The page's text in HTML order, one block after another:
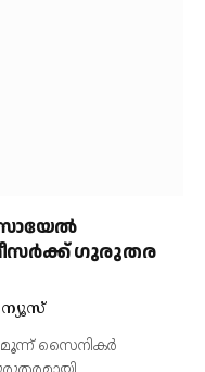
ഗുരുതര
ന്യൂസ്
മൂന്ന് സൈനികര്‍